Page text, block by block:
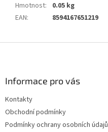
Hmotnost:
0.05 kg
EAN: 8594167651219
Informace pro vás
Kontakty
Obchodní podmínky
Podmínky ochrany osobních údajů